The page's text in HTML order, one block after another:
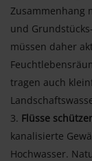
Zusammenhang
und
müssen daher
tragen auch
Flüsse
kanalisierte
Hochwasser.